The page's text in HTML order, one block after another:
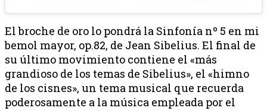
El broche de oro lo pondrá la Sinfonía nº 5 en mi
bemol mayor, op.82, de Jean Sibelius. El final de
su último movimiento contiene el «más
grandioso de los temas de Sibelius», el «himno
de los cisnes», un tema musical que recuerda
poderosamente a la música empleada por el